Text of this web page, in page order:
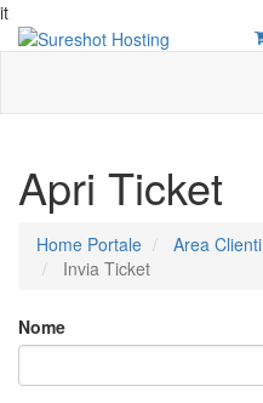
it
Apri Ticket
Home Portale Area Clienti
Invia Ticket
Nome